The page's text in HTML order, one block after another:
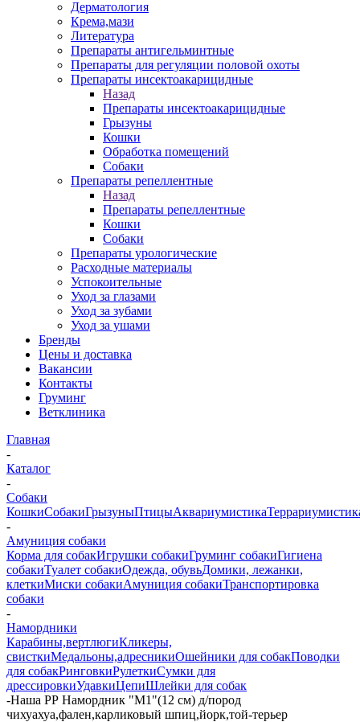
Дерматология
Крема,мази
Литература
Препараты антигельминтные
Препараты для регуляции половой охоты
Препараты инсектоакарицидные
Назад
Препараты инсектоакарицидные
Грызуны
Кошки
Обработка помещений
Собаки
Препараты репеллентные
Назад
Препараты репеллентные
Кошки
Собаки
Препараты урологические
Расходные материалы
Успокоительные
Уход за глазами
Уход за зубами
Уход за ушами
Бренды
Цены и доставка
Вакансии
Контакты
Груминг
Ветклиника
Главная
-
Каталог
-
Собаки
КошкиСобакиГрызуныПтицыАквариумистика
-
Амуниция собаки
Корма для собакИгрушки собакиГруминг собакиГигиена
собакиТуалет собакиОдежда, обувьДомики, лежанки,
клеткиМиски собакиАмуниция собакиТранспортировка
собаки
-
Намордники
Карабины,вертлюгиКликеры,
свисткиМедальоны,адресникиОшейники для собакПоводки
для собакРинговкиРулеткиСумки для
дрессировкиУдавкиЦепиШлейки для собак
-Наша РР Намордник "М1"(12 см) д/пород
чихуахуа,фален,карликовый шпиц,йорк,той-терьер